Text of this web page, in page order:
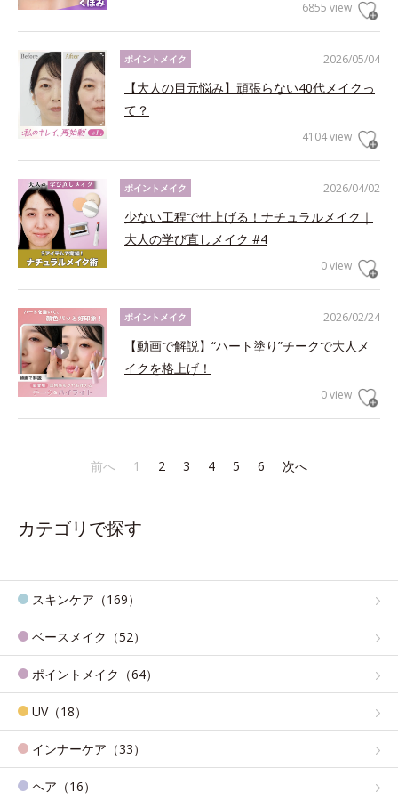
6855 view
2026/05/04
ポイントメイク
【大人の目元悩み】頑張らない40代メイクっ
て？
4104 view
2026/04/02
ポイントメイク
少ない工程で仕上げる！ナチュラルメイク｜
大人の学び直しメイク #4
0 view
2026/02/24
ポイントメイク
【動画で解説】“ハート塗り”チークで大人メ
イクを格上げ！
0 view
前へ 1 2 3 4 5 6 次へ
カテゴリで探す
スキンケア（169）
ベースメイク（52）
ポイントメイク（64）
UV（18）
インナーケア（33）
ヘア（16）